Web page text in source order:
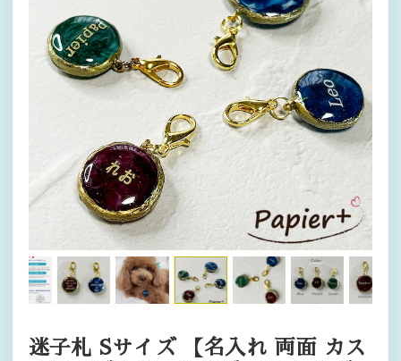
迷子札 Sサイズ 【名入れ 両面 カス